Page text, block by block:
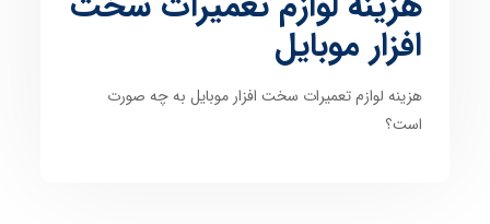
افزار موبایل
هزینه لوازم تعمیرات سخت افزار موبایل به چه صورت
است؟